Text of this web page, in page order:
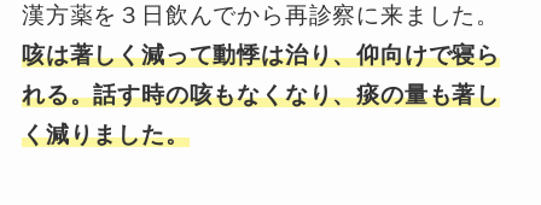
漢方薬を３日飲んでから再診察に来ました。
咳は著しく減って動悸は治り、仰向けで寝ら
れる。話す時の咳もなくなり、痰の量も著し
く減りました。